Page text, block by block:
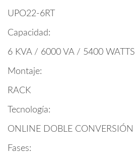
UPO22-6RT
Capacidad:
6 KVA / 6000 VA / 5400 WATTS
Montaje:
RACK
Tecnología:
ONLINE DOBLE CONVERSIÓN
Fases: